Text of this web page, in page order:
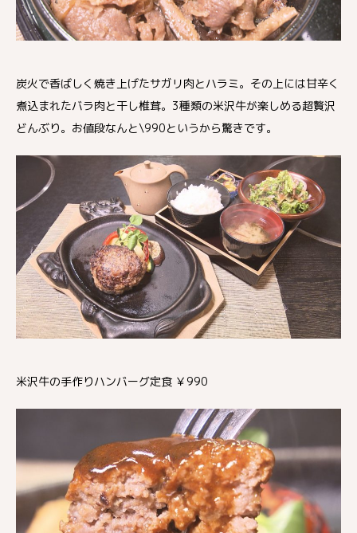
炭火で香ばしく焼き上げたサガリ肉とハラミ。その上には甘辛く
煮込まれたバラ肉と干し椎茸。3種類の米沢牛が楽しめる超贅沢
どんぶり。お値段なんと\990というから驚きです。
米沢牛の手作りハンバーグ定食 ￥990